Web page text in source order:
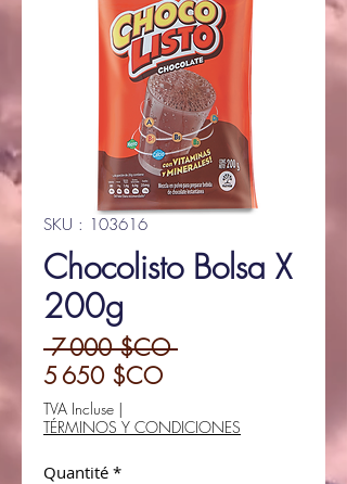
SKU : 103616
Chocolisto Bolsa X
200g
7 000 $CO Prix
5 650 $COPrix
TVA Incluse |
TÉRMINOS Y CONDICIONES
Quantité *